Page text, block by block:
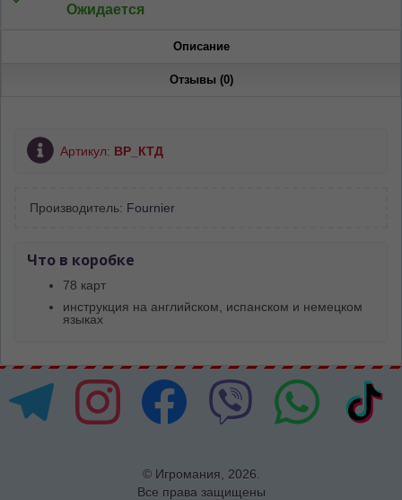
Ожидается
Описание
Отзывы (0)
Артикул: ВР_КТД
Производитель: Fournier
Что в коробке
78 карт
инструкция на английском, испанском и немецком
языках
© Игромания, 2026.
Все права защищены